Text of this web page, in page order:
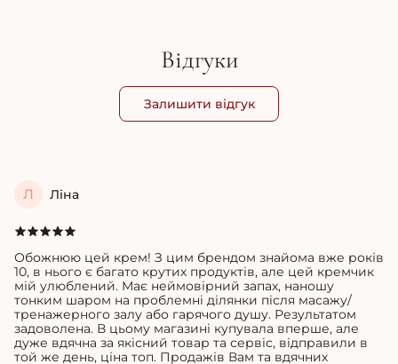
Відгуки
Залишити відгук
Л Ліна
Обожнюю цей крем! З цим брендом знайома вже років
10, в нього є багато крутих продуктів, але цей кремчик
мій улюблений. Має неймовірний запах, наношу
тонким шаром на проблемні ділянки після масажу/
тренажерного залу або гарячого душу. Результатом
задоволена. В цьому магазині купувала вперше, але
дуже вдячна за якісний товар та сервіс, відправили в
той же день, ціна топ. Продажів Вам та вдячних